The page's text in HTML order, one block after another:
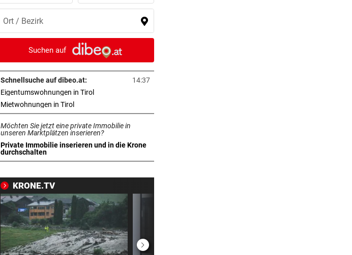
78 FESTNAHMEN vor einer Stunde
Spanische Polizei zerschlägt
Schleppernetzwerk
vor einer Stunde
Hat Ceuta-Chaos jetzt auch
Folgen für die WM 2030?
WERDEN JETZT BEERDIGT
Niedrigwasser legte Kriegstote in
Budapest frei
TIERSCHÜTZER GESCHOCKT vor einer Stunde
Mit Versorgung überfordert: 400
EINFUHREN STEIGEN vor einer Stunde
Energieimport treibt Österreichs
Handelsdefizit an
REKORDMONAT FÜR RETTER vor 2 Stunden
Suchen auf
Schnellsuche auf dibeo.at:
14:37
Eigentumswohnungen in Tirolin neuem Tab öffnen
Mietwohnungen in Tirolin neuem Tab öffnen
Möchten Sie jetzt eine private Immobilie in
unseren Marktplätzen inserieren?
Private Immobilie inserieren und in die Krone
durchschalten
in neuem Tab öffnen
KRONE.TV